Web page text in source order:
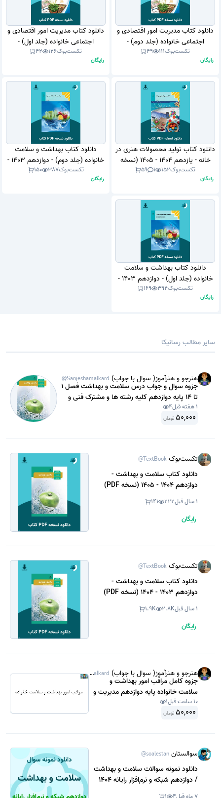
دانلود کتاب مدیریت امور اقتصادی و
اجتماعی خانواده (جلد دوم) -
دوازدهم 1404 - 1405 (نسخه PDF)تکست‌بوک111
49
رایگان
دانلود کتاب مدیریت امور اقتصادی و
اجتماعی خانواده (جلد اول) -
دوازدهم 1404 - 1405 (نسخه PDF)تکست‌بوک126
42
رایگان
دانلود کتاب تولید محصولات هنری در
خانه - یازدهم 1404 - 1405 (نسخه
PDF)تکست‌بوک152
1
59
رایگان
دانلود کتاب بهداشت و سلامت
خانواده (جلد دوم) - دوازدهم 1403 -
1404 (نسخه PDF)
تکست‌بوک387
150
رایگان
دانلود کتاب بهداشت و سلامت
خانواده (جلد اول) - دوازدهم 1403 -
1404 (نسخه PDF)
تکست‌بوک394
169
رایگان
سایر مطالب رسانیکا
هنرجو و هنرآموز( سوال با جواب) @Sanjeshamalkard
جزوه سوال و جواب درس سلامت و بهداشت فصل 1
تا 14 پایه دوازدهم کلیه رشته ها و مشترک فنی و
هنرجویان در قالب PDF
1 هفته قبل 4
50,000 تومان
تکست‌بوک @TextBook
دانلود کتاب سلامت و بهداشت -
دوازدهم 1404 - 1405 (نسخه PDF)
1 سال قبل 222
141
رایگان
تکست‌بوک @TextBook
دانلود کتاب سلامت و بهداشت -
دوازدهم 1403 - 1404 (نسخه PDF)
1 سال قبل 2.8K
1.9K
رایگان
هنرجو و هنرآموز( سوال با جواب) @Sanjeshamalkard
جزوه کامل مراقب امور بهداشت و
سلامت خانواده پایه دوازدهم مدیریت و
10 ساعت قبل 1
50,000 تومان
سوالستان @soalestan
دانلود نمونه سوالات سلامت و بهداشت
/ دوازدهم شبکه و نرم‌افزار رایانه 1404
(نسخه PDF)